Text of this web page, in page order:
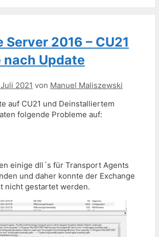
Server 2016 – CU21
nach Update
2021 von Manuel Maliszewski
auf CU21 und Deinstalliertem
folgende Probleme auf:
einige dll´s für Transport Agents
und daher konnte der Exchange
nicht gestartet werden.